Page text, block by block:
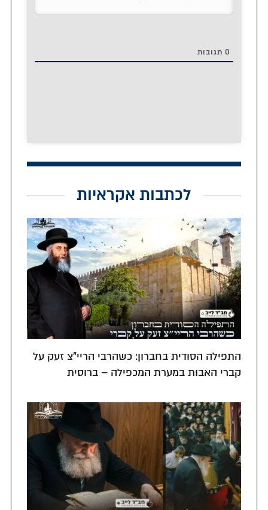
0 תגובות
לכתבות אקראיות
התפילה הסודית בחברון: כשהרבי הריי"צ זעק על
קברי האבות במערת המכפילה – ברוסית